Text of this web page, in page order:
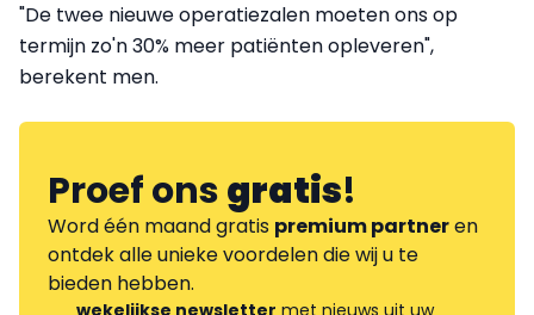
"De twee nieuwe operatiezalen moeten ons op
termijn zo'n 30% meer patiënten opleveren",
berekent men.
Proef onsgratis!
Word één maand gratis premium partneren
ontdek alle unieke voordelen die wij u te
bieden hebben.
wekelijkse newsletter met nieuws uit uw